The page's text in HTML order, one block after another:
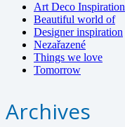
Art Deco Inspiration
Beautiful world of
Designer inspiration
Nezařazené
Things we love
Tomorrow
Archives